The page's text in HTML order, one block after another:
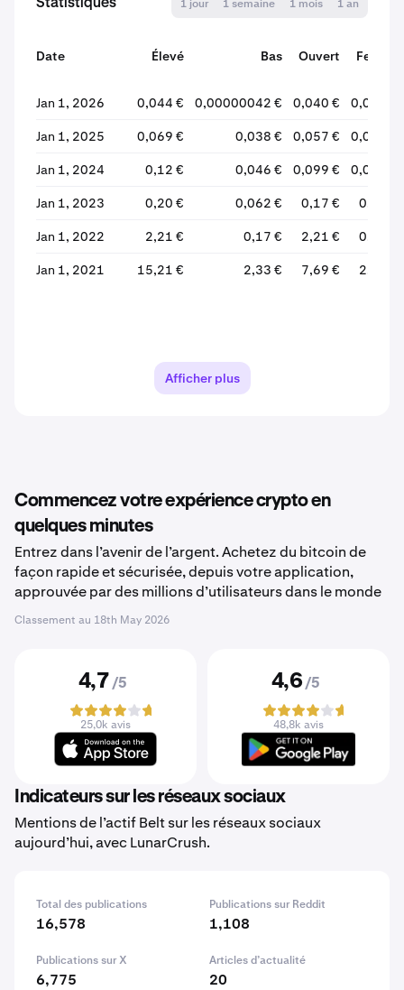
Statistiques 1 jour 1 semaine 1 mois 1 an
Date Élevé Bas Ouvert Fermer
Jan 1, 2026 0,044 € 0,00000042 € 0,040 € 0,025 €
Jan 1, 2025 0,069 € 0,038 € 0,057 € 0,040 €
Jan 1, 2024 0,12 € 0,046 € 0,099 € 0,057 €
Jan 1, 2023 0,20 € 0,062 € 0,17 € 0,10 €
Jan 1, 2022 2,21 € 0,17 € 2,21 € 0,17 €
Jan 1, 2021 15,21 € 2,33 € 7,69 € 2,33 €
Afficher plus
Commencez votre expérience crypto en
quelques minutes
Entrez dans l’avenir de l’argent. Achetez du bitcoin de
façon rapide et sécurisée, depuis votre application,
approuvée par des millions d’utilisateurs dans le monde
Classement au 18th May 2026
4,7 /5
25,0k avis
4,6 /5
48,8k avis
Indicateurs sur les réseaux sociaux
Mentions de l’actif Belt sur les réseaux sociaux
aujourd’hui, avec LunarCrush.
Total des publications
16,578
Publications sur Reddit
1,108
Publications sur X
6,775
Articles d’actualité
20